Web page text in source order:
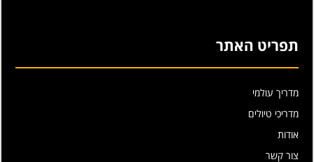
תפריט האתר
מדריך עולמי
מדריכי טיולים
אודות
צור קשר